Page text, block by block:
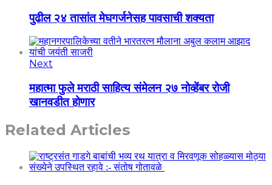
पुढील २४ तासांत मेघगर्जनेसह पावसाची शक्यता
Next
महात्मा फुले मराठी साहित्य संमेलन २७ नोव्हेंबर रोजी
खानवडीत होणार
Related Articles